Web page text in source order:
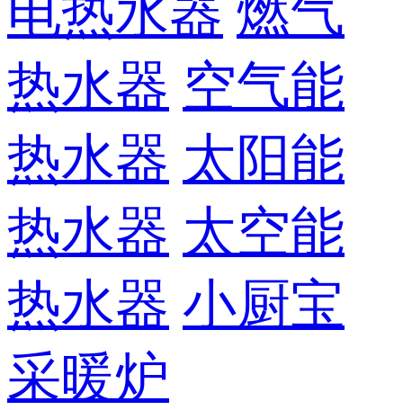
电热水器 燃气
热水器 空气能
热水器 太阳能
热水器 太空能
热水器 小厨宝
采暖炉